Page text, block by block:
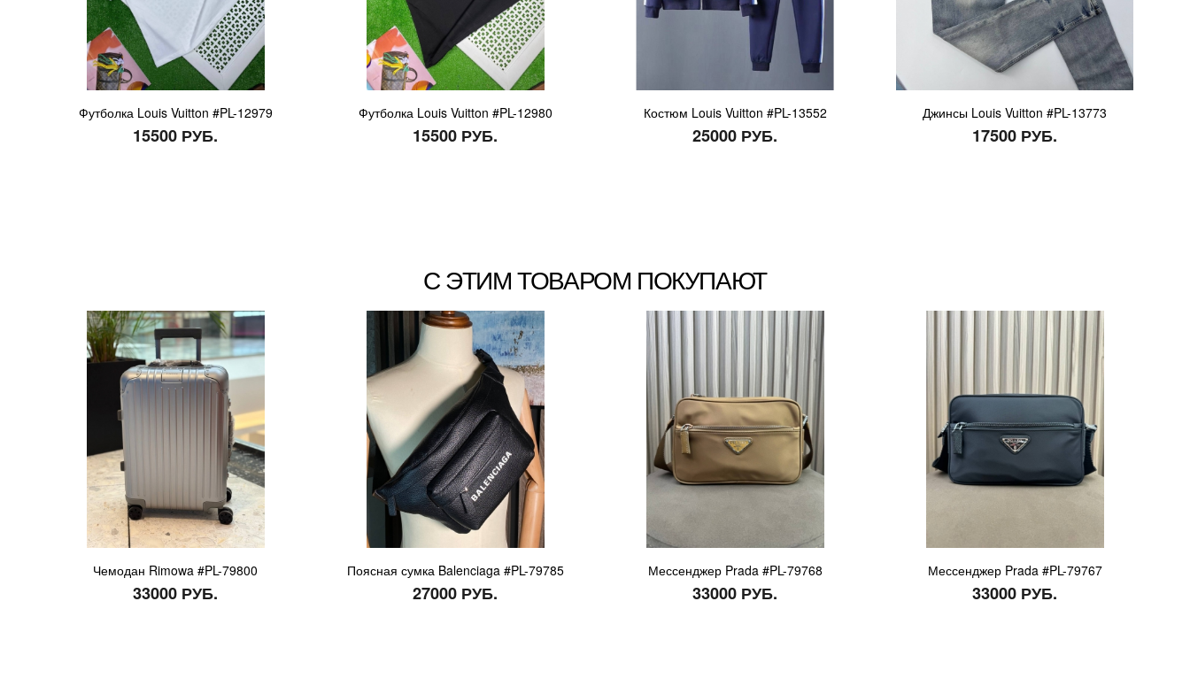
Футболка Louis Vuitton #PL-12979
15500 РУБ.
Футболка Louis Vuitton #PL-12980
15500 РУБ.
Костюм Louis Vuitton #PL-13552
25000 РУБ.
Джинсы Louis Vuitton #PL-13773
17500 РУБ.
С ЭТИМ ТОВАРОМ ПОКУПАЮТ
Чемодан Rimowa #PL-79800
33000 РУБ.
Поясная сумка Balenciaga #PL-79785
27000 РУБ.
Мессенджер Prada #PL-79768
33000 РУБ.
Мессенджер Prada #PL-79767
33000 РУБ.